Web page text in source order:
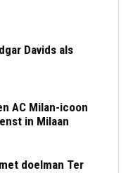
Davids als
AC Milan-icoon
in Milaan
doelman Ter